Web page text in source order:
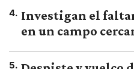
4. Investigan el
en un campo
5.